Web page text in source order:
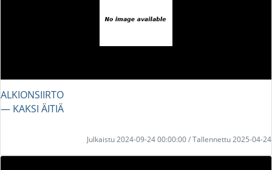
ALKIONSIIRTO
― KAKSI ÄITIÄ
Julkaistu 2024-09-24 00:00:00 / Tallennettu 2025-04-24